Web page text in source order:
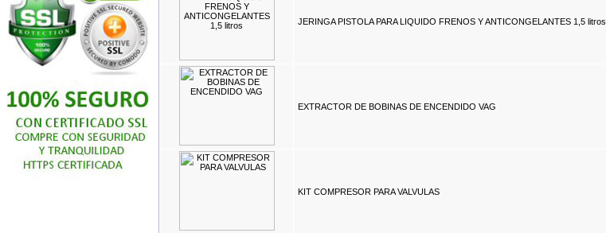
JERINGA PISTOLA PARA LIQUIDO FRENOS Y ANTICONGELANTES 1,5 litros
EXTRACTOR DE BOBINAS DE ENCENDIDO VAG
KIT COMPRESOR PARA VALVULAS